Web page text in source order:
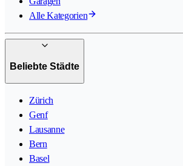
Alle Kategorien
Beliebte Städte
Zürich
Genf
Lausanne
Bern
Basel